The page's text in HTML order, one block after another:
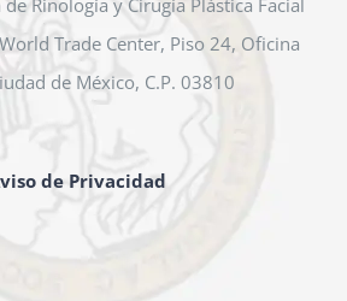
Rinología y Cirugía Plástica Facial
Trade Center, Piso 24, Oficina
de México, C.P. 03810
de Privacidad